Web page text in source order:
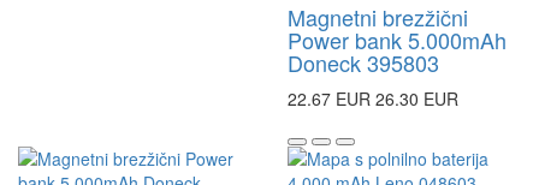
Magnetni brezžični
Power bank 5.000mAh
Doneck 395803
22.67 EUR 26.30 EUR